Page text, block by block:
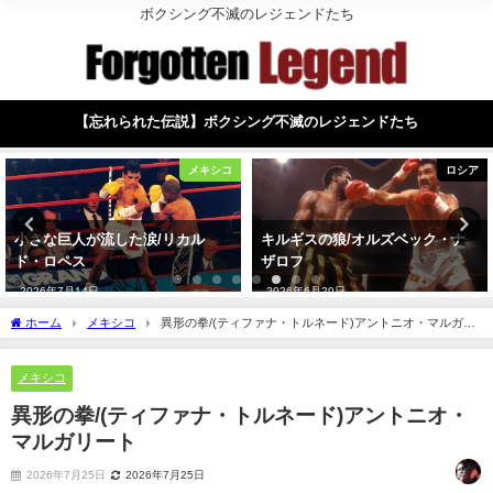
ボクシング不滅のレジェンドたち
【忘れられた伝説】ボクシング不滅のレジェンドたち
メキシコ
小さな巨人が流した涙/リカル
ド・ロペス
2026年7月14日
ロシア
キルギスの狼/オルズベック・ナ
ザロフ
2026年6月29日
ホーム メキシコ
異形の拳/(ティファナ・トルネード)アントニオ・マルガリ
ート
メキシコ
異形の拳/(ティファナ・トルネード)アントニオ・
マルガリート
2026年7月25日 2026年7月25日